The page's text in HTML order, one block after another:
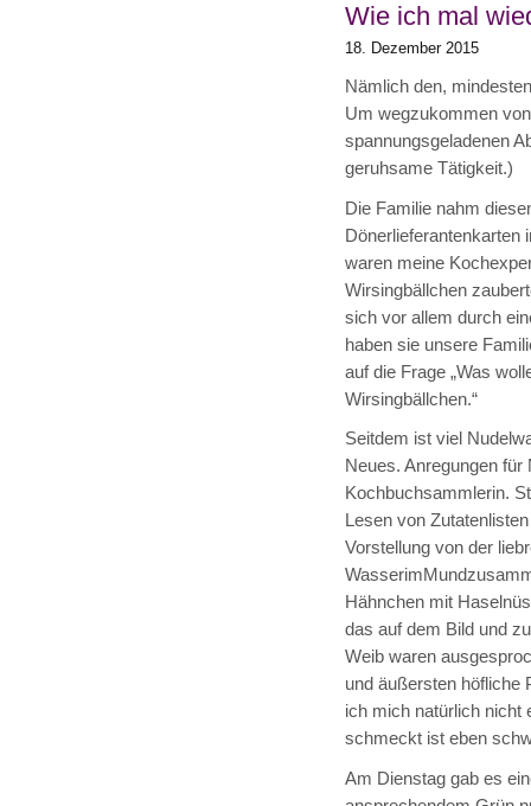
Wie ich mal
18. Dezember 2015
Nämlich den,
Um wegzukommen
spannungsgeladenen
geruhsame Tätigkeit.)
Die Familie nahm
Dönerlieferantenkarten
waren meine
Wirsingbällchen
sich vor allem durch
haben sie unsere
auf die Frage „Was
Wirsingbällchen.“
Seitdem ist viel
Neues. Anregungen
Kochbuchsammlerin.
Lesen von
Vorstellung von der
Hähnchen mit
das auf dem Bild und
Weib waren
und äußersten höfliche
ich mich natürlich nicht
schmeckt ist eben
Am Dienstag gab es